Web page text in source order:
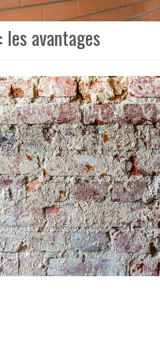
avantages